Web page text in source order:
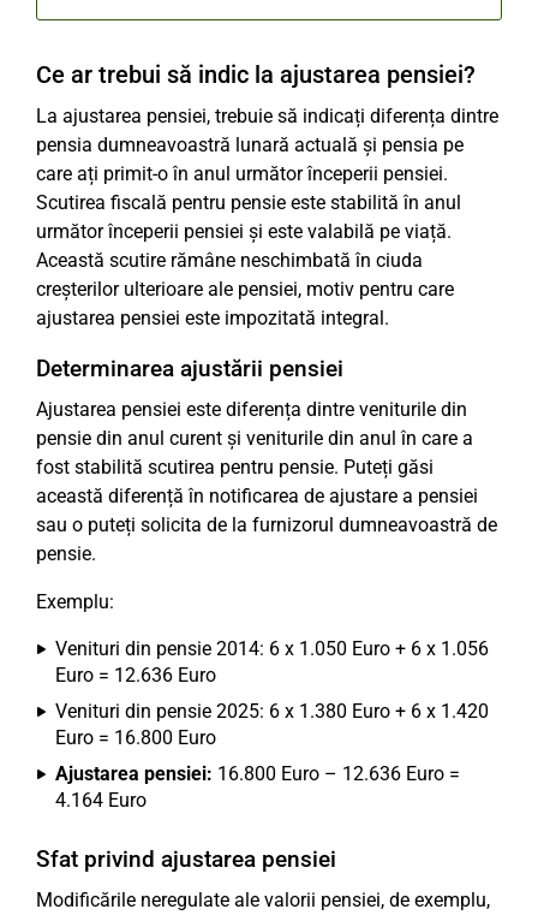
Ce ar trebui să indic la ajustarea pensiei?
La ajustarea pensiei, trebuie să indicați diferența dintre
pensia dumneavoastră lunară actuală și pensia pe
care ați primit-o în anul următor începerii pensiei.
Scutirea fiscală pentru pensie este stabilită în anul
următor începerii pensiei și este valabilă pe viață.
Această scutire rămâne neschimbată în ciuda
creșterilor ulterioare ale pensiei, motiv pentru care
ajustarea pensiei este impozitată integral.
Determinarea ajustării pensiei
Ajustarea pensiei este diferența dintre veniturile din
pensie din anul curent și veniturile din anul în care a
fost stabilită scutirea pentru pensie. Puteți găsi
această diferență în notificarea de ajustare a pensiei
sau o puteți solicita de la furnizorul dumneavoastră de
pensie.
Exemplu:
Venituri din pensie 2014: 6 x 1.050 Euro + 6 x 1.056
Euro = 12.636 Euro
Venituri din pensie 2025: 6 x 1.380 Euro + 6 x 1.420
Euro = 16.800 Euro
Ajustarea pensiei: 16.800 Euro – 12.636 Euro =
4.164 Euro
Sfat privind ajustarea pensiei
Modificările neregulate ale valorii pensiei, de exemplu,